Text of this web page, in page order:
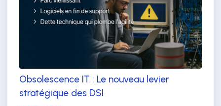
Obsolescence IT : Le nouveau levier
stratégique des DSI